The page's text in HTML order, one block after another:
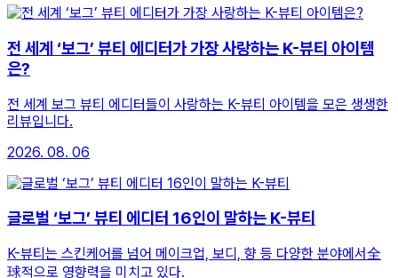
전 세계 ‘보그’ 뷰티 에디터가 가장 사랑하는 K-뷰티 아이템
은?
전 세계 보그 뷰티 에디터들이 사랑하는 K-뷰티 아이템을 모은 생생한
리뷰입니다.
2026. 08. 06
글로벌 ‘보그’ 뷰티 에디터 16인이 말하는 K-뷰티
K-뷰티는 스킨케어를 넘어 메이크업, 보디, 향 등 다양한 분야에서全
球적으로 영향력을 미치고 있다.